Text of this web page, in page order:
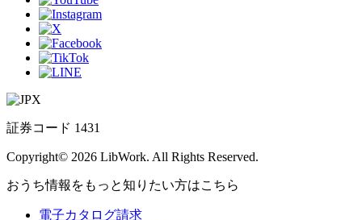
証券コード 1431
Copyright© 2026 LibWork. All Rights Reserved.
おうち情報をもっと知りたい方はこちら
電子カタログ請求